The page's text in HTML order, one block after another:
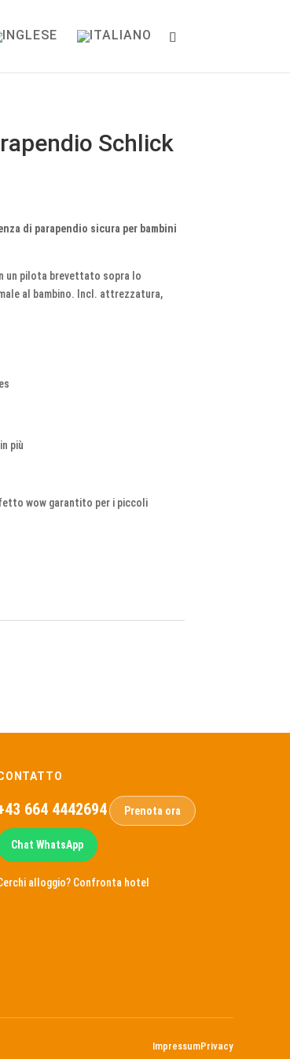
Schlick
di parapendio sicura per bambini
un pilota brevettato sopra lo
al bambino. Incl. attrezzatura,
più
wow garantito per i piccoli
664 4442694 Prenota ora
Chat WhatsApp
alloggio? Confronta hotel
ImpressumPrivacy